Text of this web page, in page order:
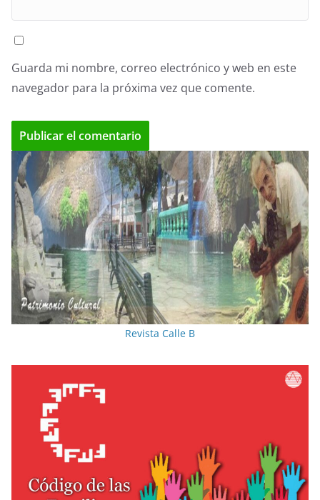
Guarda mi nombre, correo electrónico y web en este
navegador para la próxima vez que comente.
Revista Calle B